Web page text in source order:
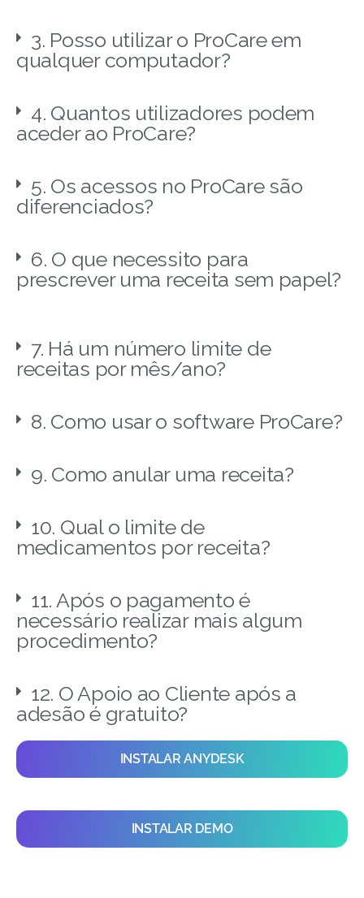
3. Posso utilizar o ProCare em
qualquer computador?
4. Quantos utilizadores podem
aceder ao ProCare?
5. Os acessos no ProCare são
diferenciados?
6. O que necessito para
prescrever uma receita sem papel?
7. Há um número limite de
receitas por mês/ano?
8. Como usar o software ProCare?
9. Como anular uma receita?
10. Qual o limite de
medicamentos por receita?
11. Após o pagamento é
necessário realizar mais algum
procedimento?
12. O Apoio ao Cliente após a
adesão é gratuito?
INSTALAR ANYDESK
INSTALAR DEMO